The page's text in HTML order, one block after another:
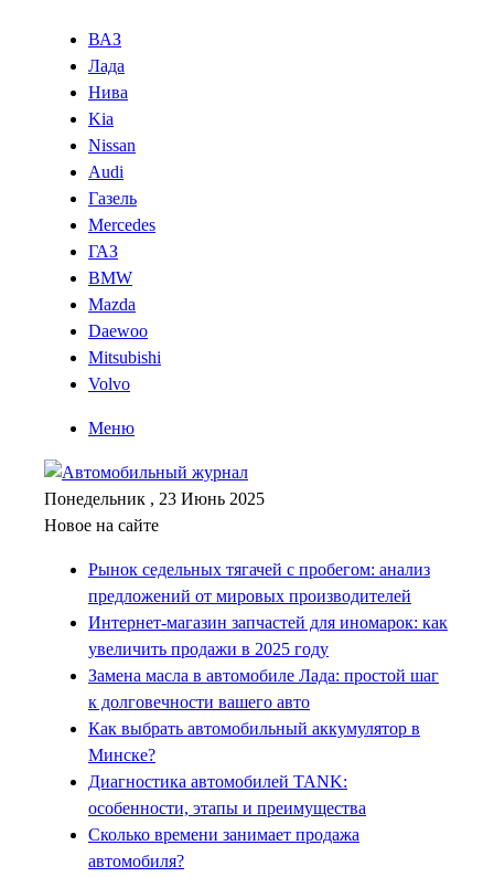
ВАЗ
Лада
Нива
Kia
Nissan
Audi
Газель
Mercedes
ГАЗ
BMW
Mazda
Daewoo
Mitsubishi
Volvo
Меню
Понедельник , 23 Июнь 2025
Новое на сайте
Рынок седельных тягачей с пробегом: анализ
предложений от мировых производителей
Интернет-магазин запчастей для иномарок: как
увеличить продажи в 2025 году
Замена масла в автомобиле Лада: простой шаг
к долговечности вашего авто
Как выбрать автомобильный аккумулятор в
Минске?
Диагностика автомобилей TANK:
особенности, этапы и преимущества
Сколько времени занимает продажа
автомобиля?